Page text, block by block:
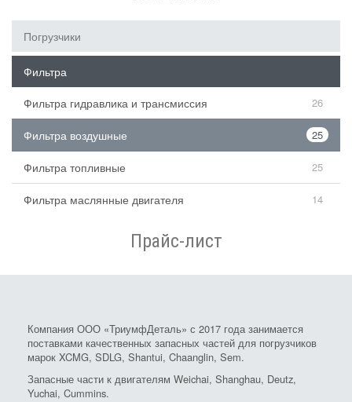
Погрузчики
Фильтра
Фильтра гидравлика и трансмиссия
26
Фильтра воздушные 25
Фильтра топливные 25
Фильтра маслянные двигателя 14
Прайс-лист
Компания ООО «ТриумфДеталь» с 2017 года занимается
поставками качественных запасных частей для погрузчиков
марок XCMG, SDLG, Shantui, Chaanglin, Sem.
Запасные части к двигателям Weichai, Shanghau, Deutz,
Yuchai, Cummins.